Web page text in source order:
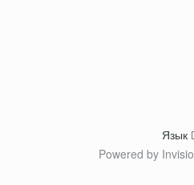
Язык
Powered by